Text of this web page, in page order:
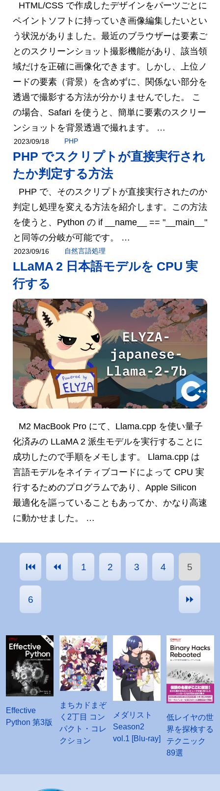
HTML/CSS で作成したデザインをパーツごとに
ペイントソフトに持っていき画像編集したいとい
う状況がありました。最近のブラウザーは要素ご
とのスクリーンショット撮影機能があり、該当領
域だけを正確に画像化できます。しかし、上位ノ
ードの要素（背景）を含めずに、関係ない部分を
透過で撮影する方法が分かりませんでした。 こ
の場合、Safari を使うと、簡単に要素のスクリー
ンショットを背景透過で撮れます。 …
2023/09/18 PHP
PHP でスクリプトが直接実行され
たか判定する方法
PHP で、そのスクリプトが直接実行されたのか
判定し処理を変える方法を紹介します。この方法
を使うと、Python の if __name__ == "__main__"
と同等の分岐が可能です。 …
2023/09/16 自然言語処理
LLaMA 2 日本語モデルを CPU 実
行する
M2 MacBook Pro にて、Llama.cpp を使い量子
化済みの LLaMA 2 派生モデルを実行することに
成功したので手順をメモします。 Llama.cpp は
言語モデルをネイティブコードによって CPU 実
行するためのプログラムであり、Apple Silicon
最適化を謳っていることもあってか、かなり高速
に動かせました。 …
⏮︎ ⏪︎ 1 2 3 4 5
6 ⏩︎
Effective
Python 第3版
まちカドまぞ
く2丁目 コン
パクト・コレ
クション
メダリスト
Season2
vol.1 [Blu-ray]
低レイヤの世
界を探検する
テクニック
89選